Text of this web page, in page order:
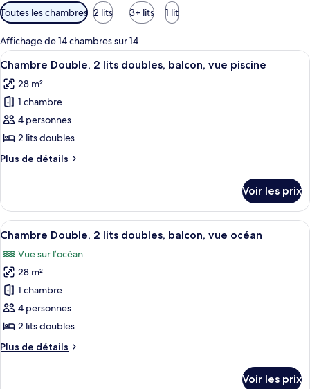
Filtres
disponibles
pour
les
chambres
Toutes les chambres 2 lits 3+ lits 1 lit
Affichage de 14 chambres sur 14
Afficher
toutes
les
photos
pour
ce
type
de
Chambre
Double,
2
lits
doubles,
balcon,
vue
piscine
Une chambre d’hôtel avec deux lits,
7
Chambre Double, 2 lits doubles, balcon, vue piscine
28 m²
1 chambre
4 personnes
2 lits doubles
Plus de détails
Plus
le
type
de
Chambre
Double,
2
lits
doubles,
balcon,
vue
piscine
Voir les prix
Afficher
toutes
les
photos
pour
ce
type
chambre :
Une chambre d’hôtel avec deux lits,
8
Chambre Double, 2 lits doubles, balcon, vue océan
Vue sur l’océan
28 m²
1 chambre
4 personnes
2 lits doubles
Plus de détails
Plus
Voir les prix